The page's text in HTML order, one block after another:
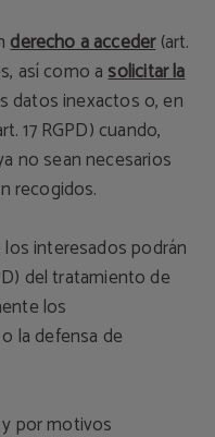
derecho a acceder(art.
así como asolicitar la
datos inexactos o, en
17 RGPD) cuando,
no sean necesarios
recogidos.
interesados podrán
del tratamiento de
los
la defensa de
por motivos